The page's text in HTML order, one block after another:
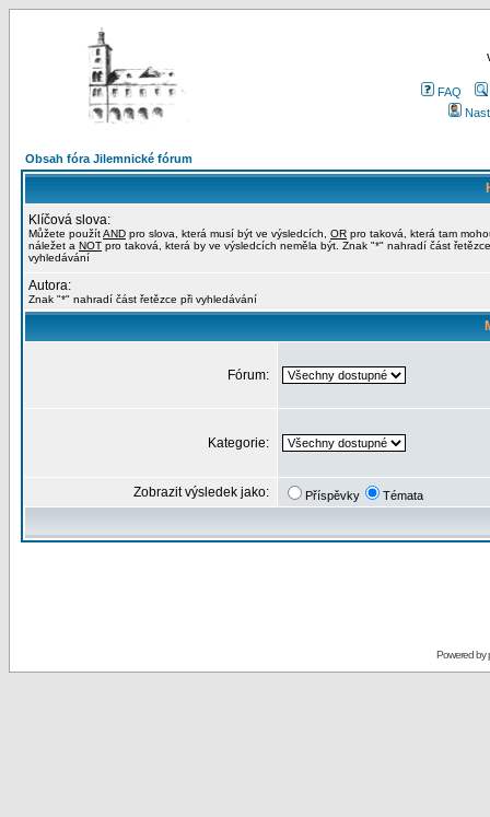
FAQ
Obsah fóra Jilemnické fórum
Klíčová slova:
Můžete použítAND pro slova, která musí být ve výsledcích, OR pro taková, která tam
náležet a NOT pro taková, která by ve výsledcích neměla být. Znak "*" nahradí část
vyhledávání
Autora:
Znak "*" nahradí část řetězce při vyhledávání
Fórum:
Kategorie:
Zobrazit výsledek jako: Příspěvky Témata
Powered by